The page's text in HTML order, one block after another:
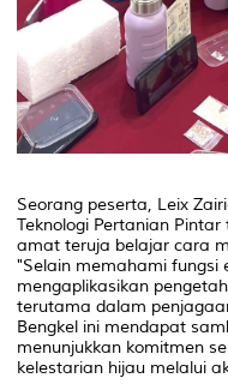
Seorang peserta, Leix
Teknologi Pertanian
amat teruja belajar cara
"Selain memahami fungsi
mengaplikasikan
terutama dalam
Bengkel ini mendapat
menunjukkan komitmen
kelestarian hijau melalui